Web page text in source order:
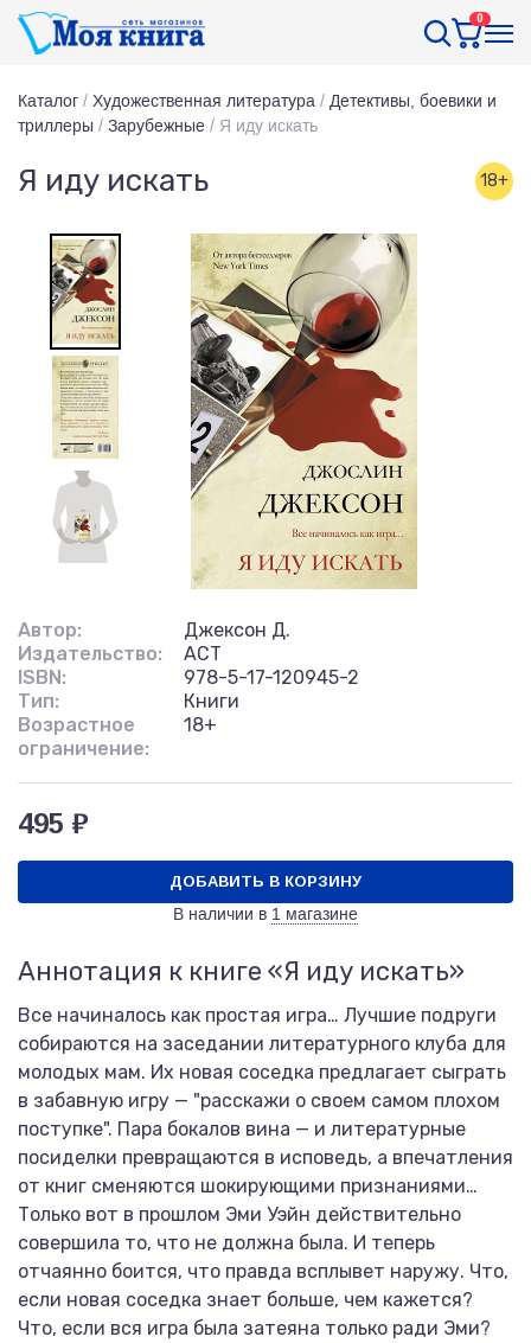
0
Каталог / Художественная литература / Детективы, боевики и
триллеры / Зарубежные / Я иду искать
Я иду искать 18+
Автор:
Джексон Д.
Издательство:
АСТ
ISBN:
978-5-17-120945-2
Тип:
Книги
Возрастное
ограничение:
18+
495 ₽
ДОБАВИТЬ В КОРЗИНУ
В наличии в 1 магазине
Аннотация к книге «Я иду искать»
Все начиналось как простая игра… Лучшие подруги
собираются на заседании литературного клуба для
молодых мам. Их новая соседка предлагает сыграть
в забавную игру — "расскажи о своем самом плохом
поступке". Пара бокалов вина — и литературные
посиделки превращаются в исповедь, а впечатления
от книг сменяются шокирующими признаниями…
Только вот в прошлом Эми Уэйн действительно
совершила то, что не должна была. И теперь
отчаянно боится, что правда всплывет наружу. Что,
если новая соседка знает больше, чем кажется?
Что, если вся игра была затеяна только ради Эми?